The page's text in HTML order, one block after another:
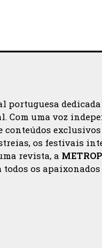
portuguesa
Com uma voz
os festivais
revista, a
todos os